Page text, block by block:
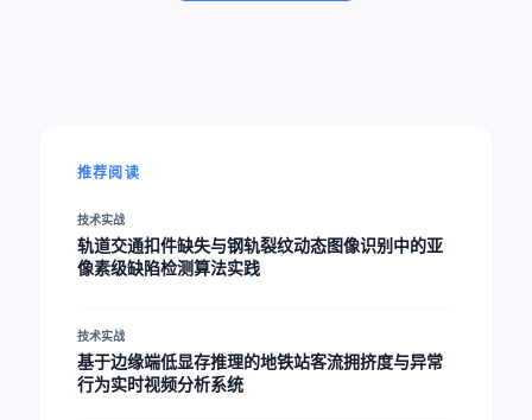
推荐阅读
技术实战
轨道交通扣件缺失与钢轨裂纹动态图像识别中的亚
像素级缺陷检测算法实践
技术实战
基于边缘端低显存推理的地铁站客流拥挤度与异常
行为实时视频分析系统